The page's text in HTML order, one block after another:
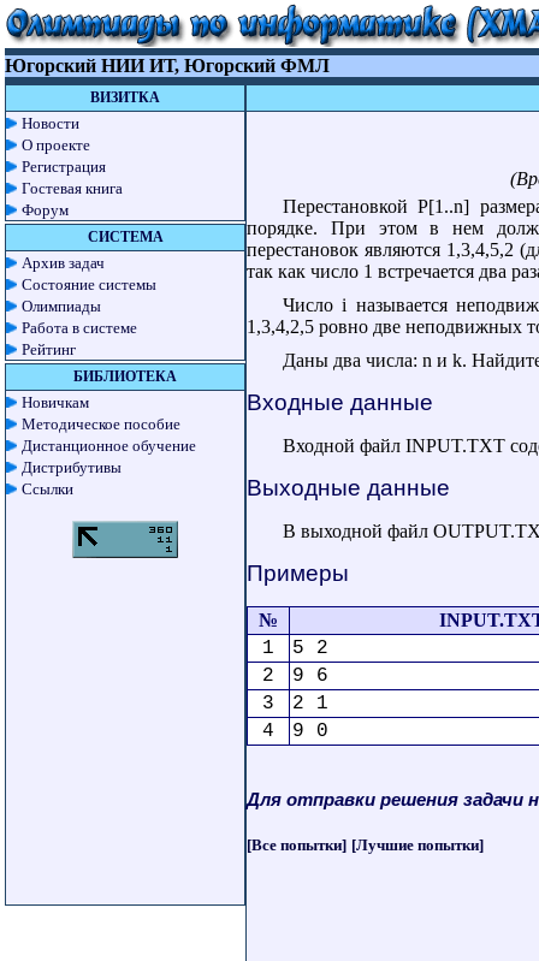
Югорский НИИ ИТ, Югорский ФМЛ
ВИЗИТКА
Новости
О проекте
Регистрация
Гостевая книга
Форум
СИСТЕМА
Архив задач
Состояние системы
Олимпиады
Работа в системе
Рейтинг
БИБЛИОТЕКА
Новичкам
Методическое пособие
Дистанционное обучение
Дистрибутивы
Ссылки
Перестановкой P[1..n]
порядке. При этом в нем
перестановок являются 1,3,4,5,2
так как число 1 встречается два
Число i называется
1,3,4,2,5 ровно две неподвижных
Даны два числа: n и k.
Входные данные
Входной файл INPUT.TXT
Выходные данные
В выходной файл
Примеры
№
1
5 2
2
9 6
3
2 1
4
9 0
Для отправки решения задачи
[Все попытки] [Лучшие попытки]